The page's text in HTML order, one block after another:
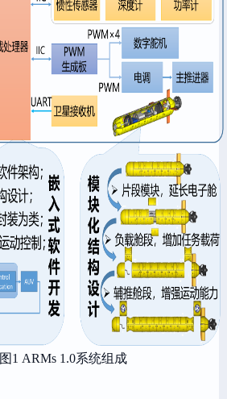
图1 ARMs 1.0系统组成